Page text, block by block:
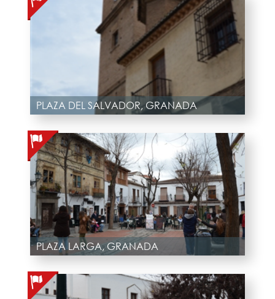
PLAZA DEL SALVADOR, GRANADA
PLAZA LARGA, GRANADA